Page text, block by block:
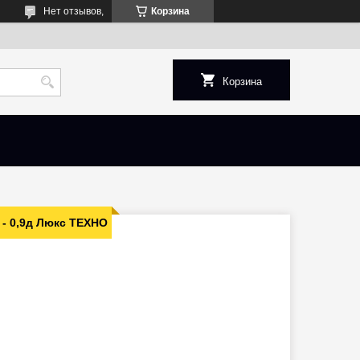
Корзина
Нет отзывов,
Корзина
- 0,9д Люкс ТЕХНО